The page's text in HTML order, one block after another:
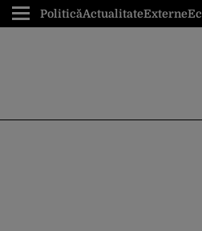
PoliticăActualitateExterne